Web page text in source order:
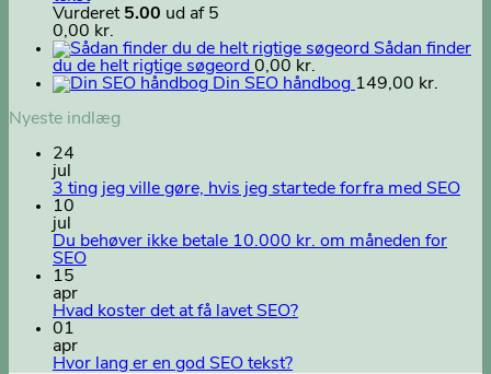
Vurderet 5.00 ud af 5
0,00 kr.
Sådan finder
du de helt rigtige søgeord 0,00 kr.
Din SEO håndbog 149,00 kr.
Nyeste indlæg
24
jul
3 ting jeg ville gøre, hvis jeg startede forfra med SEO
10
jul
Du behøver ikke betale 10.000 kr. om måneden for
SEO
15
apr
Hvad koster det at få lavet SEO?
01
apr
Hvor lang er en god SEO tekst?